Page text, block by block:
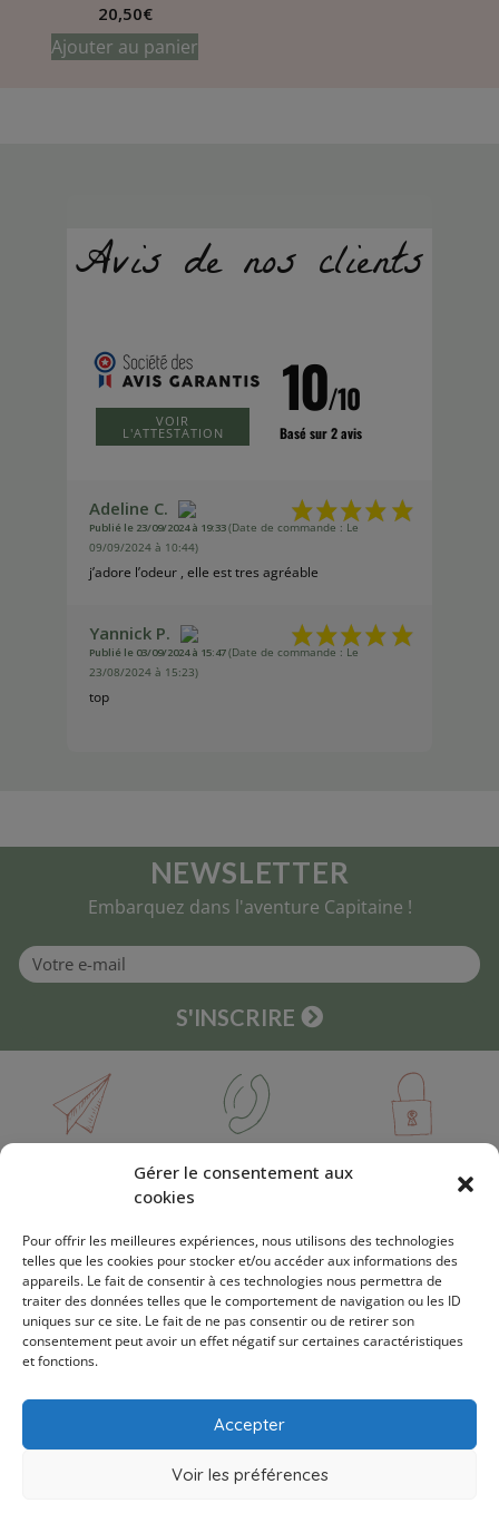
Gérer le consentement aux
cookies
Pour offrir les meilleures expériences, nous utilisons des technologies
telles que les cookies pour stocker et/ou accéder aux informations des
appareils. Le fait de consentir à ces technologies nous permettra de
traiter des données telles que le comportement de navigation ou les ID
uniques sur ce site. Le fait de ne pas consentir ou de retirer son
consentement peut avoir un effet négatif sur certaines caractéristiques
et fonctions.
Accepter
Voir les préférences
20,50€
Ajouter au panier
VOIR
L'ATTESTATION
10/10
Basé sur 2 avis
Adeline C.
Publié le 23/09/2024 à 19:33(Date de commande : Le
09/09/2024 à 10:44)
j’adore l’odeur , elle est tres agréable
Yannick P.
Publié le 03/09/2024 à 15:47(Date de commande : Le
23/08/2024 à 15:23)
top
NEWSLETTER
Embarquez dans l'aventure Capitaine !
S'INSCRIRE
02 96 63 14 37
VISA / MASTERCARD / CB /
À PROPOS
Boutique
INFORMATIONS PRATIQUES
Livraisons & RetoursCGVMentions légales
ATELIER DE FABRICATION
Bougie de massage relaxante Jasmin de Grasse